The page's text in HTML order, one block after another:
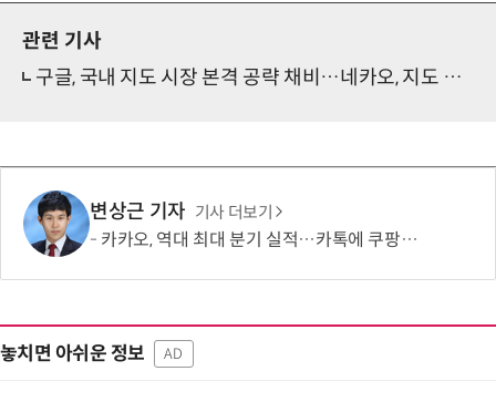
관련 기사
구글, 국내 지도 시장 본격 공략 채비…네카오, 지도 편의 기능 고도화로 견제
변상근 기자 기사 더보기
카카오, 역대 최대 분기 실적…카톡에 쿠팡이츠 연동해 주문부터 결제까지
놓치면 아쉬운 정보 AD